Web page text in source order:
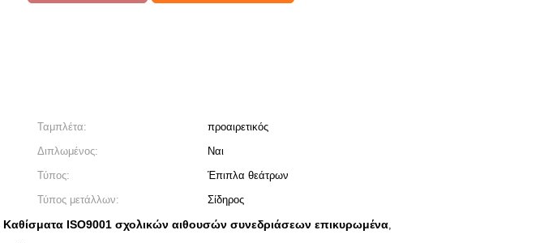
Ταμπλέτα:
προαιρετικός
Διπλωμένος:
Ναι
Τύπος:
Έπιπλα θεάτρων
Τύπος μετάλλων:
Σίδηρος
Καθίσματα ISO9001 σχολικών αιθουσών συνεδριάσεων επικυρωμένα,